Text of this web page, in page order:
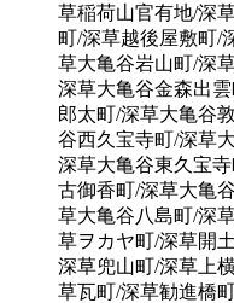
草稲荷山官有地/深
町/深草越後屋敷町/
草大亀谷岩山町/深
深草大亀谷金森出
郎太町/深草大亀谷
谷西久宝寺町/深草
深草大亀谷東久宝
古御香町/深草大亀
草大亀谷八島町/深
草ヲカヤ町/深草開
深草兜山町/深草上
草瓦町/深草勧進橋